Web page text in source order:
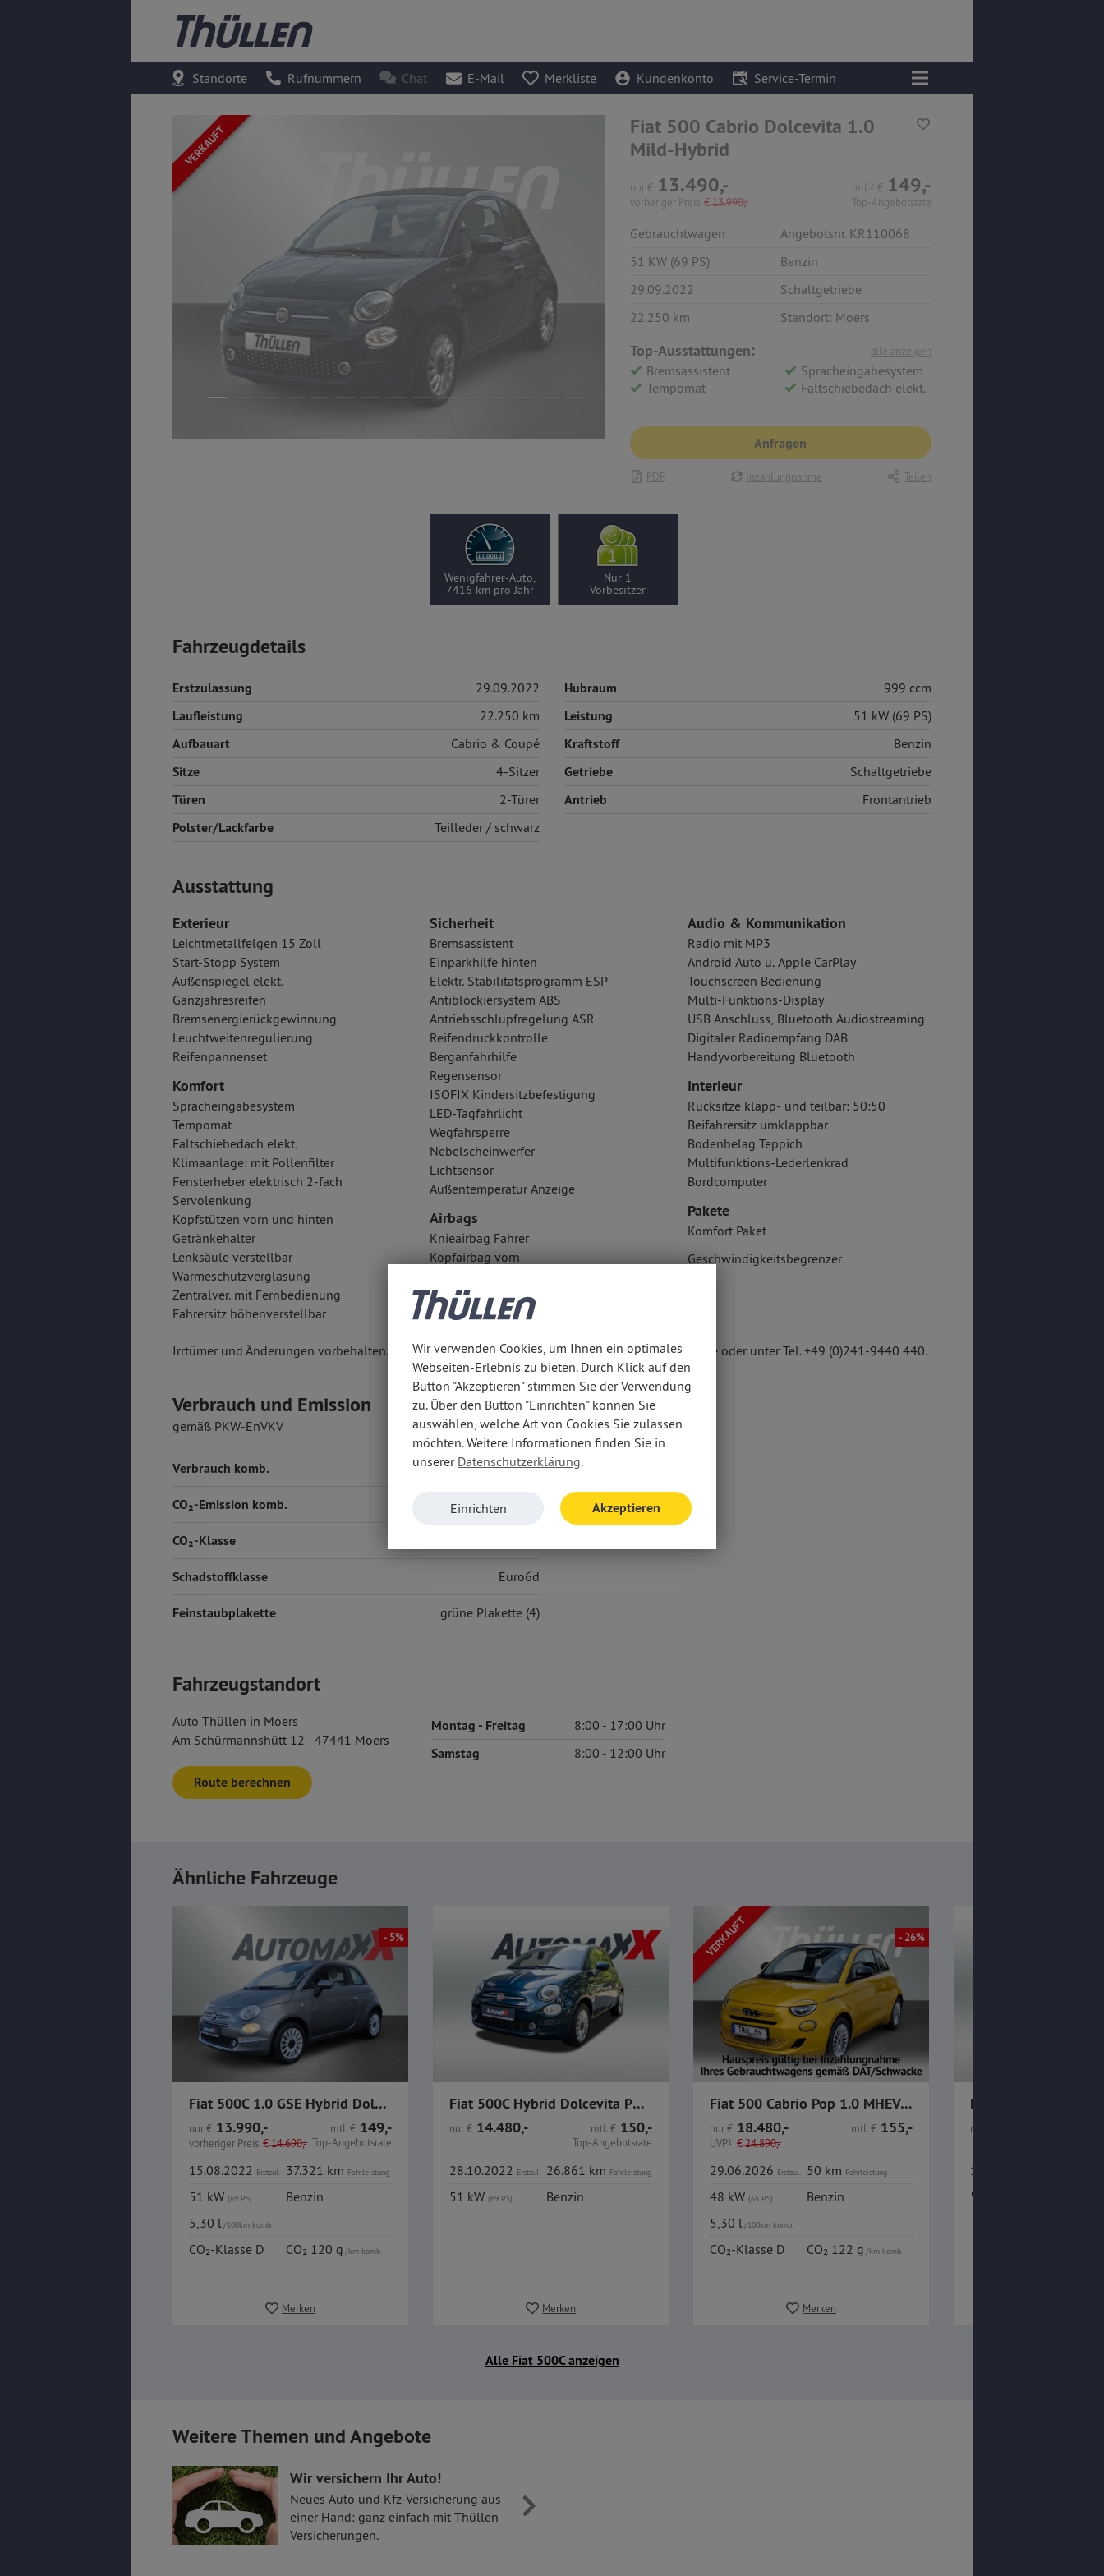
Standorte Rufnummern Chat E-Mail Merkliste Kundenkonto Service-Termin
VERKAUFT
Fiat 500 Cabrio Dolcevita 1.0
Mild-Hybrid
nur € 13.490,-
vorheriger Preis €13.990,-
mtl. 2 € 149,-
Top-Angebotsrate
Gebrauchtwagen
Angebotsnr. KR110068
51 KW (69 PS)
Benzin
29.09.2022
Schaltgetriebe
22.250 km
Standort: Moers
alle anzeigen
Top-Ausstattungen:
Bremsassistent
Spracheingabesystem
Tempomat
Faltschiebedach elekt.
Anfragen
PDF Inzahlungnahme Teilen
Wenigfahrer-Auto,
7416 km pro Jahr
Nur 1
Vorbesitzer
Fahrzeugdetails
Erstzulassung 29.09.2022
Laufleistung 22.250 km
Aufbauart Cabrio & Coupé
Sitze 4-Sitzer
Türen 2-Türer
Polster/Lackfarbe Teilleder / schwarz
Hubraum 999 ccm
Leistung 51 kW (69 PS)
Kraftstoff Benzin
Getriebe Schaltgetriebe
Antrieb Frontantrieb
Ausstattung
Exterieur
Leichtmetallfelgen 15 Zoll
Start-Stopp System
Außenspiegel elekt.
Ganzjahresreifen
Bremsenergierückgewinnung
Leuchtweitenregulierung
Reifenpannenset
Komfort
Spracheingabesystem
Tempomat
Faltschiebedach elekt.
Klimaanlage: mit Pollenfilter
Fensterheber elektrisch 2-fach
Servolenkung
Kopfstützen vorn und hinten
Getränkehalter
Lenksäule verstellbar
Wärmeschutzverglasung
Zentralver. mit Fernbedienung
Fahrersitz höhenverstellbar
Sicherheit
Bremsassistent
Einparkhilfe hinten
Elektr. Stabilitätsprogramm ESP
Antiblockiersystem ABS
Antriebsschlupfregelung ASR
Reifendruckkontrolle
Berganfahrhilfe
Regensensor
ISOFIX Kindersitzbefestigung
LED-Tagfahrlicht
Wegfahrsperre
Nebelscheinwerfer
Lichtsensor
Außentemperatur Anzeige
Airbags
Knieairbag Fahrer
Kopfairbag vorn
Fahrer- /Beifahrerairbag
Audio & Kommunikation
Radio mit MP3
Android Auto u. Apple CarPlay
Touchscreen Bedienung
Multi-Funktions-Display
USB Anschluss, Bluetooth Audiostreaming
Digitaler Radioempfang DAB
Handyvorbereitung Bluetooth
Interieur
Rücksitze klapp- und teilbar: 50:50
Beifahrersitz umklappbar
Bodenbelag Teppich
Multifunktions-Lederlenkrad
Bordcomputer
Pakete
Komfort Paket
Geschwindigkeitsbegrenzer
Irrtümer und Änderungen vorbehalten. Weitere Informationen erhalten Sie unter www.thuellen.de oder unter Tel. +49 (0)241-9440 440.
Verbrauch und Emission
gemäß PKW-EnVKV
Verbrauch komb. 5,30 l/100 km
CO₂-Emission komb. 120 g/km
CO₂-Klasse
Schadstoffklasse Euro6d
Feinstaubplakette grüne Plakette (4)
Fahrzeugstandort
Auto Thüllen in Moers
Am Schürmannshütt 12 - 47441 Moers
Route berechnen
Montag - Freitag 8:00 17:00
Samstag 8:00 12:00
Ähnliche Fahrzeuge
- 5%
Fiat 500C 1.0 GSE Hybrid Dolcevita GJR CarPlay
nur€ 13.990,-
vorheriger Preis €14.690,-
mtl.€ 149,-
Top-Angebotsrate
15.08.2022 Erstzul. 37.321 km Fahrleistung
51 kW (69 PS)
Benzin
5,30 l/100km komb.
CO₂-Klasse D CO₂ 120 g/km komb.
Merken
Fiat 500C Hybrid Dolcevita PDC CarPlay Teilleder
nur€ 14.480,- mtl.€ 150,-
Top-Angebotsrate
28.10.2022 Erstzul. 26.861 km Fahrleistung
51 kW (69 PS) Benzin
Merken
VERKAUFT - 26%
Fiat 500 Cabrio Pop 1.0 MHEV PDC Tempomat
nur€ 18.480,-
UVP1 €24.890,-
mtl.€ 155,-
29.06.2026 Erstzul. 50 km Fahrleistung
48 kW (65 PS)
Benzin
5,30 l/100km komb.
CO₂-Klasse D CO₂ 122 g/km komb.
Merken
nur
18.04.2023
51 kW
Alle Fiat 500C anzeigen
Weitere Themen und Angebote
Wir versichern Ihr Auto!
Neues Auto und Kfz-Versicherung aus
einer Hand: ganz einfach mit Thüllen
Versicherungen.
Wir verwenden Cookies, um Ihnen ein optimales
Webseiten-Erlebnis zu bieten. Durch Klick auf den
Button "Akzeptieren" stimmen Sie der Verwendung
zu. Über den Button "Einrichten" können Sie
auswählen, welche Art von Cookies Sie zulassen
möchten. Weitere Informationen finden Sie in
unserer Datenschutzerklärung.
Einrichten Akzeptieren